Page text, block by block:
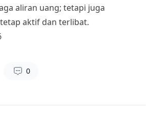
aliran uang; tetapi juga
aktif dan terlibat.
0